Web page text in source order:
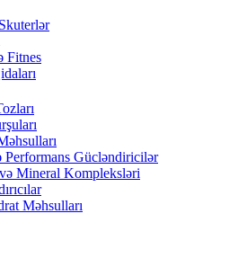
Fitnes
Performans Gücləndiricilər
Mineral Kompleksləri
Məhsulları